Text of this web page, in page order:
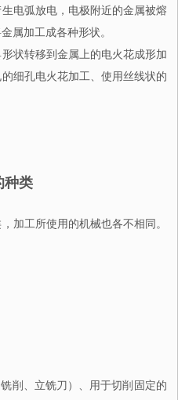
电弧放电，电极附近的金属被熔
属加工成各种形状。
状转移到金属上的电火花成形加
细孔电火花加工、使用丝线状的
种类
加工所使用的机械也各不相同。
削、立铣刀）、用于切削固定的